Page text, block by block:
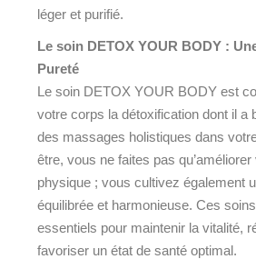
léger et purifié.
Le soin DETOX YOUR BODY :
Pureté
Le soin DETOX YOUR BODY est
votre corps la détoxification dont il a
des massages holistiques dans
être, vous ne faites pas
physique ; vous cultivez également
équilibrée et harmonieuse. Ces
essentiels pour maintenir la vitalité,
favoriser un état de santé optimal.